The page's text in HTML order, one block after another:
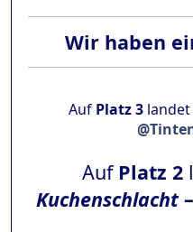
Wir haben
Auf Platz 3
Auf Platz 2
Kuchenschlacht–